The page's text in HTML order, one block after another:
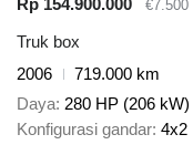
€7.500
Truk box
2006
719.000 km
Daya 280 HP (206 kW)
Konfigurasi gandar 4x2